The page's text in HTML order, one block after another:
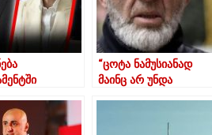
“ცოტა ნამუსიანად
მაინც არ უნდა
მოგბეზრდათ?” –